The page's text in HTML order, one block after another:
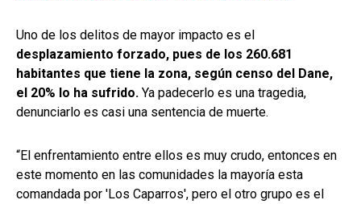
Uno de los delitos de mayor impacto es el
desplazamiento forzado, pues de los 260.681
habitantes que tiene la zona, según censo del Dane,
el 20% lo ha sufrido. Ya padecerlo es una tragedia,
denunciarlo es casi una sentencia de muerte.
“El enfrentamiento entre ellos es muy crudo, entonces en
este momento en las comunidades la mayoría esta
comandada por 'Los Caparros', pero el otro grupo es el